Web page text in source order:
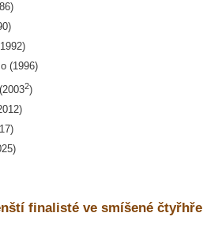
(1996)
2)
finalisté ve smíšené čtyřhře